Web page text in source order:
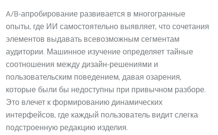
A/B-апробирование развивается в многогранные
опыты, где ИИ самостоятельно выявляет, что сочетания
элементов выдавать всевозможным сегментам
аудитории. Машинное изучение определяет тайные
соотношения между дизайн-решениями и
пользовательским поведением, давая озарения,
которые были бы недоступны при привычном разборе.
Это влечет к формированию динамических
интерфейсов, где каждый пользователь видит слегка
подстроенную редакцию изделия.